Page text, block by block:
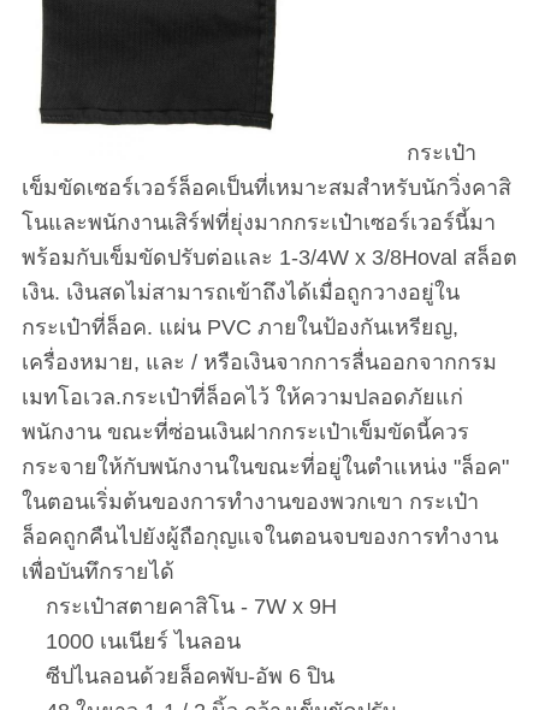
กระเป๋า
เข็มขัดเซอร์เวอร์ล็อคเป็นที่เหมาะสมสําหรับนักวิ่งคาสิ
โนและพนักงานเสิร์ฟที่ยุ่งมากกระเป๋าเซอร์เวอร์นี้มา
พร้อมกับเข็มขัดปรับต่อและ 1-3/4W x 3/8Hoval สล็อต
เงิน. เงินสดไม่สามารถเข้าถึงได้เมื่อถูกวางอยู่ใน
กระเป๋าที่ล็อค. แผ่น PVC ภายในป้องกันเหรียญ,
เครื่องหมาย, และ / หรือเงินจากการลื่นออกจากกรม
เมทโอเวล.กระเป๋าที่ล็อคไว้ ให้ความปลอดภัยแก่
พนักงาน ขณะที่ซ่อนเงินฝากกระเป๋าเข็มขัดนี้ควร
กระจายให้กับพนักงานในขณะที่อยู่ในตําแหน่ง "ล็อค"
ในตอนเริ่มต้นของการทํางานของพวกเขา กระเป๋า
ล็อคถูกคืนไปยังผู้ถือกุญแจในตอนจบของการทํางาน
เพื่อบันทึกรายได้
กระเป๋าสตายคาสิโน - 7W x 9H
1000 เนเนียร์ ไนลอน
ซีปไนลอนด้วยล็อคพับ-อัพ 6 ปิน